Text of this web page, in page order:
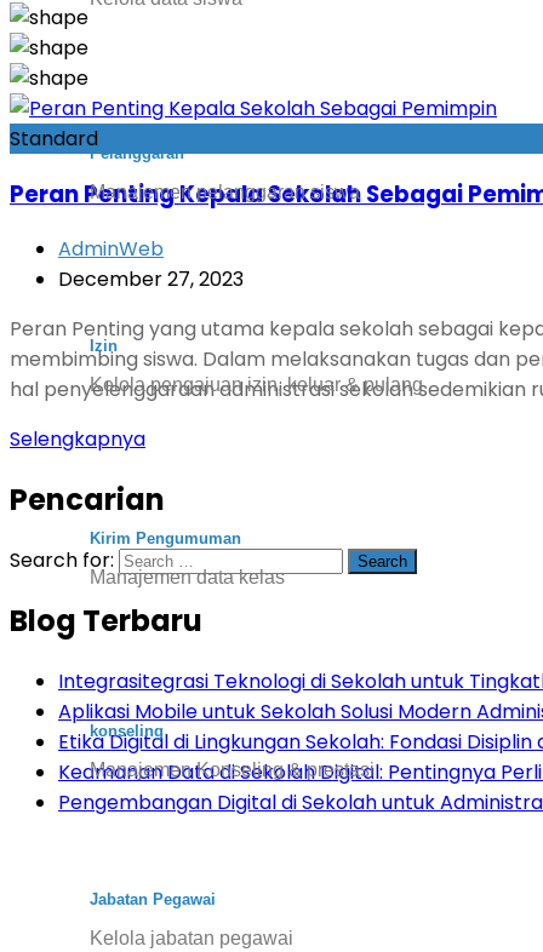
Pelanggaran
Manajemen pelanggaran siswa
Izin
Kelola pengajuan izin, keluar & pulang
Kirim Pengumuman
Manajemen data kelas
konseling
Manajemen Konseling & prestasi
Jabatan Pegawai
Kelola jabatan pegawai
Standard
Peran Penting Kepala Sekolah Sebagai
AdminWeb
December 27, 2023
Peran Penting yang utama kepala sekolah sebagai
membimbing siswa. Dalam melaksanakan tugas dan
hal penyelenggaraan administrasi sekolah sedemikian
Selengkapnya
Pencarian
Search for:
Blog Terbaru
Integrasitegrasi Teknologi di Sekolah untuk
Aplikasi Mobile untuk Sekolah Solusi Modern
Etika Digital di Lingkungan Sekolah: Fondasi Disiplin
Keamanan Data di Sekolah Digital: Pentingnya
Pengembangan Digital di Sekolah untuk